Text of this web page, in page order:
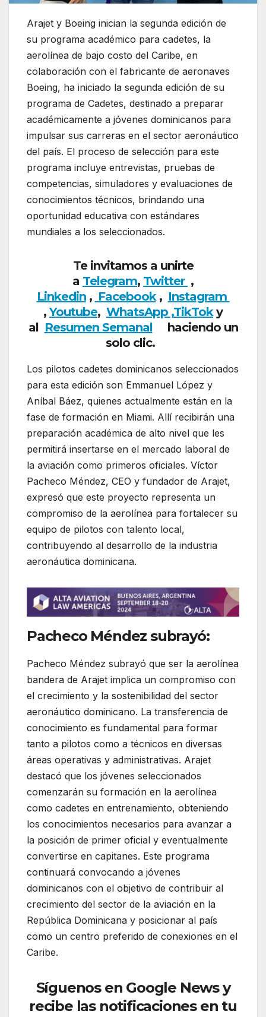
Arajet y Boeing inician la segunda edición de
su programa académico para cadetes, la
aerolínea de bajo costo del Caribe, en
colaboración con el fabricante de aeronaves
Boeing, ha iniciado la segunda edición de su
programa de Cadetes, destinado a preparar
académicamente a jóvenes dominicanos para
impulsar sus carreras en el sector aeronáutico
del país. El proceso de selección para este
programa incluye entrevistas, pruebas de
competencias, simuladores y evaluaciones de
conocimientos técnicos, brindando una
oportunidad educativa con estándares
mundiales a los seleccionados.
Te invitamos a unirte
a Telegram, Twitter ,
Linkedin, Facebook, Instagram
,Youtube, WhatsApp ,TikToky
al Resumen Semanalhaciendo un
solo clic.
Los pilotos cadetes dominicanos seleccionados
para esta edición son Emmanuel López y
Aníbal Báez, quienes actualmente están en la
fase de formación en Miami. Allí recibirán una
preparación académica de alto nivel que les
permitirá insertarse en el mercado laboral de
la aviación como primeros oficiales. Víctor
Pacheco Méndez, CEO y fundador de Arajet,
expresó que este proyecto representa un
compromiso de la aerolínea para fortalecer su
equipo de pilotos con talento local,
contribuyendo al desarrollo de la industria
aeronáutica dominicana.
Pacheco Méndez subrayó:
Pacheco Méndez subrayó que ser la aerolínea
bandera de Arajet implica un compromiso con
el crecimiento y la sostenibilidad del sector
aeronáutico dominicano. La transferencia de
conocimiento es fundamental para formar
tanto a pilotos como a técnicos en diversas
áreas operativas y administrativas. Arajet
destacó que los jóvenes seleccionados
comenzarán su formación en la aerolínea
como cadetes en entrenamiento, obteniendo
los conocimientos necesarios para avanzar a
la posición de primer oficial y eventualmente
convertirse en capitanes. Este programa
continuará convocando a jóvenes
dominicanos con el objetivo de contribuir al
crecimiento del sector de la aviación en la
República Dominicana y posicionar al país
como un centro preferido de conexiones en el
Caribe.
Síguenos en Google News y
recibe las notificaciones en tu